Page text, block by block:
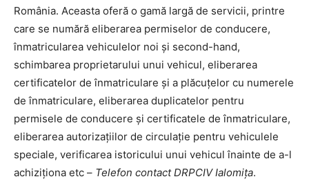
România. Aceasta oferă o gamă largă de servicii, printre
care se numără eliberarea permiselor de conducere,
înmatricularea vehiculelor noi și second-hand,
schimbarea proprietarului unui vehicul, eliberarea
certificatelor de înmatriculare și a plăcuțelor cu numerele
de înmatriculare, eliberarea duplicatelor pentru
permisele de conducere și certificatele de înmatriculare,
eliberarea autorizațiilor de circulație pentru vehiculele
speciale, verificarea istoricului unui vehicul înainte de a-l
achiziționa etc – Telefon contact DRPCIV Ialomița.